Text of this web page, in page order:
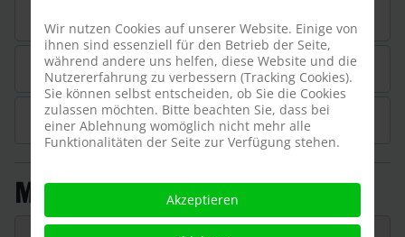
Neuheiten & Veränderungen
Veranstaltungen
Multimedia
Wir nutzen Cookies auf unserer Website. Einige von
ihnen sind essenziell für den Betrieb der Seite,
während andere uns helfen, diese Website und die
Nutzererfahrung zu verbessern (Tracking Cookies).
Sie können selbst entscheiden, ob Sie die Cookies
zulassen möchten. Bitte beachten Sie, dass bei
einer Ablehnung womöglich nicht mehr alle
Funktionalitäten der Seite zur Verfügung stehen.
Akzeptieren